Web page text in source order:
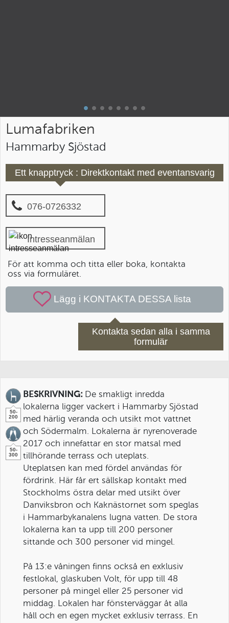
Lumafabriken
Hammarby Sjöstad
Ett knapptryck : Direktkontakt med eventansvarig
076-0726332
Intresseanmälan
För att komma och titta eller boka, kontakta
oss via formuläret.
Kontakta sedan alla i samma
formulär
50-
200
50-
300
BESKRIVNING: De smakligt inredda
lokalerna ligger vackert i Hammarby Sjöstad
med härlig veranda och utsikt mot vattnet
och Södermalm. Lokalerna är nyrenoverade
2017 och innefattar en stor matsal med
tillhörande terrass och uteplats.
Uteplatsen kan med fördel användas för
fördrink. Här får ert sällskap kontakt med
Stockholms östra delar med utsikt över
Danviksbron och Kaknästornet som speglas
i Hammarbykanalens lugna vatten. De stora
lokalerna kan ta upp till 200 personer
sittande och 300 personer vid mingel.
På 13:e våningen finns också en exklusiv
festlokal, glaskuben Volt, för upp till 48
personer på mingel eller 25 personer vid
middag. Lokalen har fönsterväggar åt alla
håll och en egen mycket exklusiv terrass. En